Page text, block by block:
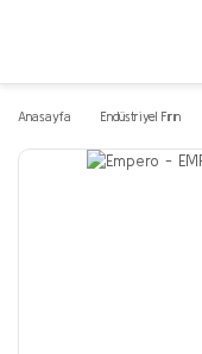
Anasayfa Endüstriyel Fırın